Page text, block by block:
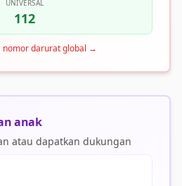
UNIVERSAL
112
nomor darurat global →
anak
atau dapatkan dukungan